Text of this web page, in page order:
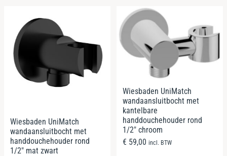
Wiesbaden UniMatch
wandaansluitbocht met
handdouchehouder rond
1/2″ mat zwart
Wiesbaden UniMatch
wandaansluitbocht met
kantelbare
handdouchehouder rond
1/2″ chroom
€ 59,00 incl. BTW